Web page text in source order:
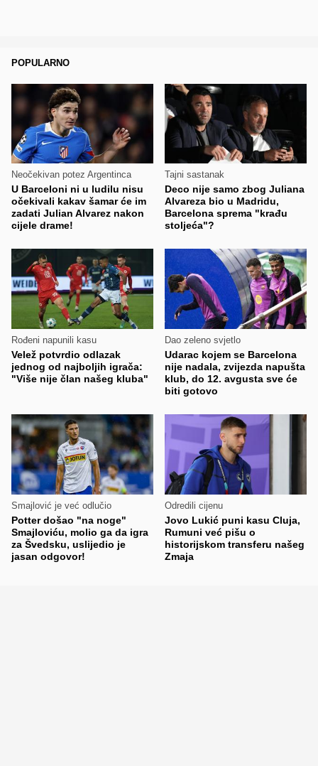
POPULARNO
Neočekivan potez Argentinca
U Barceloni ni u ludilu nisu
očekivali kakav šamar će im
zadati Julian Alvarez nakon
cijele drame!
Tajni sastanak
Deco nije samo zbog Juliana
Alvareza bio u Madridu,
Barcelona sprema "krađu
stoljeća"?
Rođeni napunili kasu
Velež potvrdio odlazak
jednog od najboljih igrača:
"Više nije član našeg kluba"
Dao zeleno svjetlo
Udarac kojem se Barcelona
nije nadala, zvijezda napušta
klub, do 12. avgusta sve će
biti gotovo
Smajlović je već odlučio
Potter došao "na noge"
Smajloviću, molio ga da igra
za Švedsku, uslijedio je
jasan odgovor!
Odredili cijenu
Jovo Lukić puni kasu Cluja,
Rumuni već pišu o
historijskom transferu našeg
Zmaja